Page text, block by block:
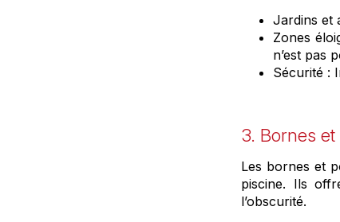
Jardins et
Zones
n’est pas
Sécurité :
3. Bornes
Les bornes et
piscine. Ils
l’obscurité.